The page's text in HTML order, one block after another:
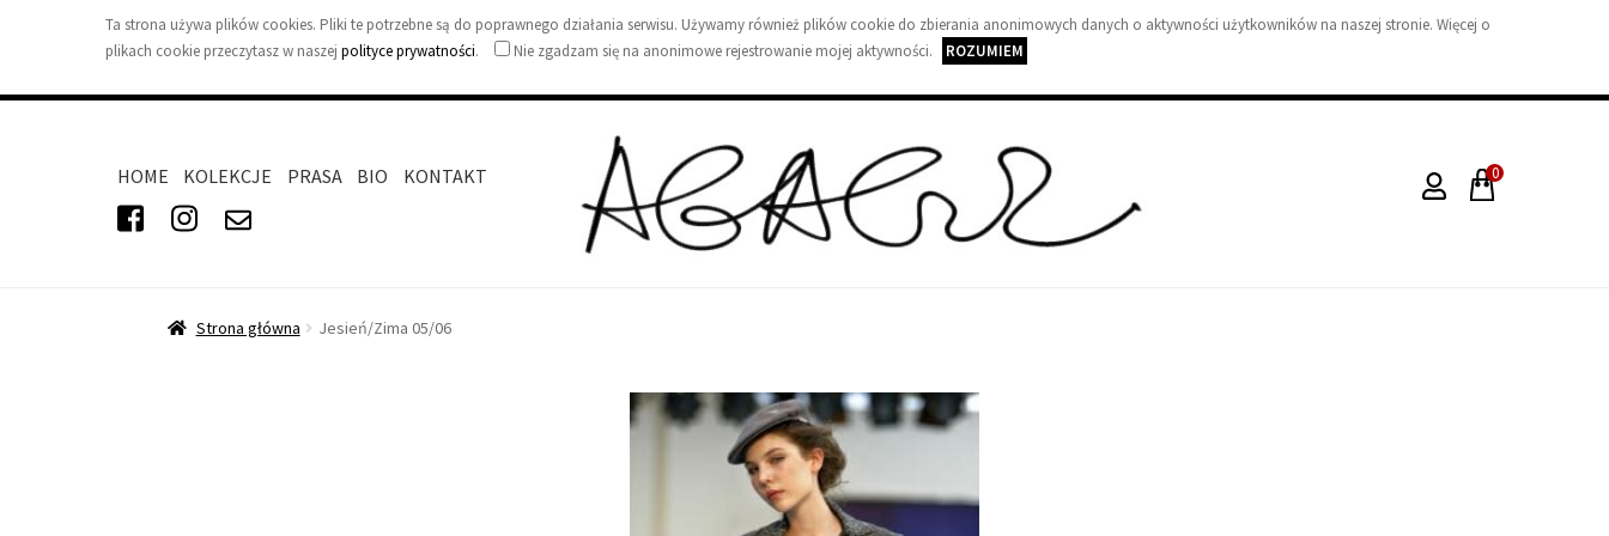
Ta strona używa plików cookies. Pliki te potrzebne są do poprawnego działania serwisu. Używamy również plików cookie do zbierania anonimowych danych o aktywności użytkowników na naszej stronie. Więcej o
plikach cookie przeczytasz w naszej polityce prywatności. Nie zgadzam się na anonimowe rejestrowanie mojej aktywności. ROZUMIEM
HOME KOLEKCJE PRASA BIO KONTAKT
A
G
0
Strona główna Jesień/Zima 05/06